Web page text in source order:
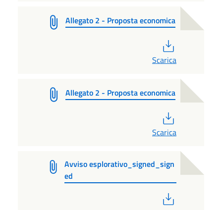
Allegato 2 - Proposta economica
Scarica
Allegato 2 - Proposta economica
Scarica
Avviso esplorativo_signed_sign
ed